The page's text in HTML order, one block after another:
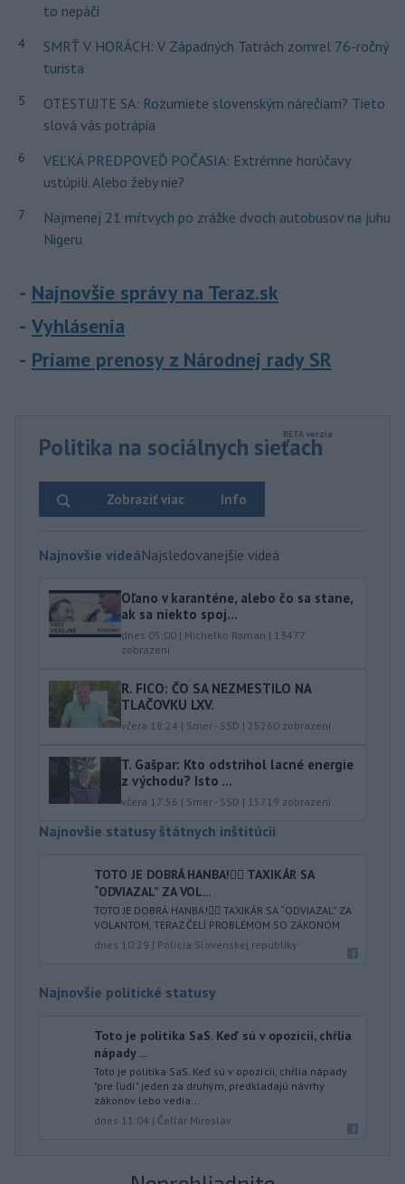
to nepáči
4
SMRŤ V HORÁCH: V Západných Tatrách zomrel 76-ročný
turista
5
OTESTUJTE SA: Rozumiete slovenským nárečiam? Tieto
slová vás potrápia
6
VEĽKÁ PREDPOVEĎ POČASIA: Extrémne horúčavy
ustúpili. Alebo žeby nie?
7
Najmenej 21 mŕtvych po zrážke dvoch autobusov na juhu
Nigeru
Najnovšie správy na Teraz.sk
Vyhlásenia
Priame prenosy z Národnej rady SR
Politika na sociálnych sieťach
Info
Zobraziť viac
Najnovšie videáNajsledovanejšie videá
Oľano v karanténe, alebo čo sa stane,
ak sa niekto spoj...
dnes 05:00 | Michelko Roman | 13477
zobrazení
R. FICO: ČO SA NEZMESTILO NA
TLAČOVKU LXV.
včera 18:24 | Smer - SSD | 25260 zobrazení
T. Gašpar: Kto odstrihol lacné energie
z východu? Isto ...
včera 17:56 | Smer - SSD | 15719 zobrazení
Najnovšie statusy štátnych inštitúcií
TOTO JE DOBRÁ HANBA!🤦‍♂️ TAXIKÁR SA
“ODVIAZAL” ZA VOL...
TOTO JE DOBRÁ HANBA!🤦‍♂️ TAXIKÁR SA “ODVIAZAL” ZA
VOLANTOM, TERAZ ČELÍ PROBLÉMOM SO ZÁKONOM
dnes 10:29 | Polícia Slovenskej republiky
Najnovšie politické statusy
Toto je politika SaS. Keď sú v opozícii, chŕlia
nápady ...
Toto je politika SaS. Keď sú v opozícii, chŕlia nápady
"pre ľudí" jeden za druhým, predkladajú návrhy
zákonov lebo vedia...
dnes 11:04 | Čellár Miroslav